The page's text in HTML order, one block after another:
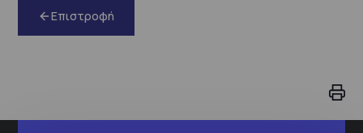
Επιστροφή